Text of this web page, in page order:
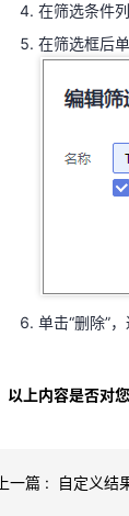
单击“删除”
在筛选条件
在筛选框后
单击“删除”
以上内容是否对
上一篇 : 自定义结